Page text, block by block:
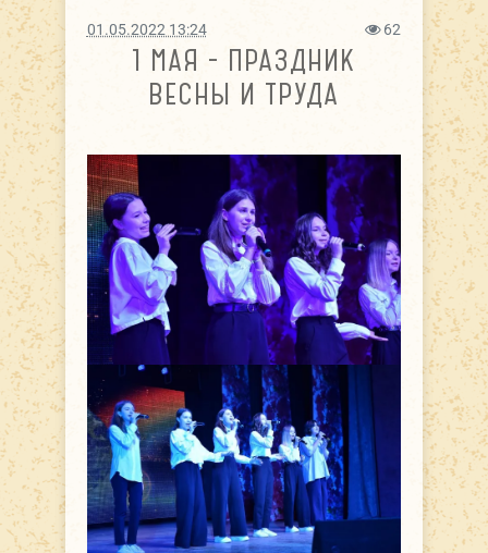
01.05.2022 13:24 62
1 МАЯ - ПРАЗДНИК
ВЕСНЫ И ТРУДА